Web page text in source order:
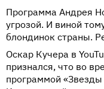
Программа Андрея
угрозой. И виной
блондинок страны.
Оскар Кучера в
признался, что во
программой